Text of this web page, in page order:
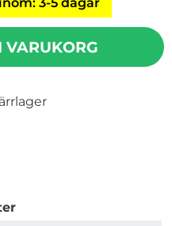
VARUKORG